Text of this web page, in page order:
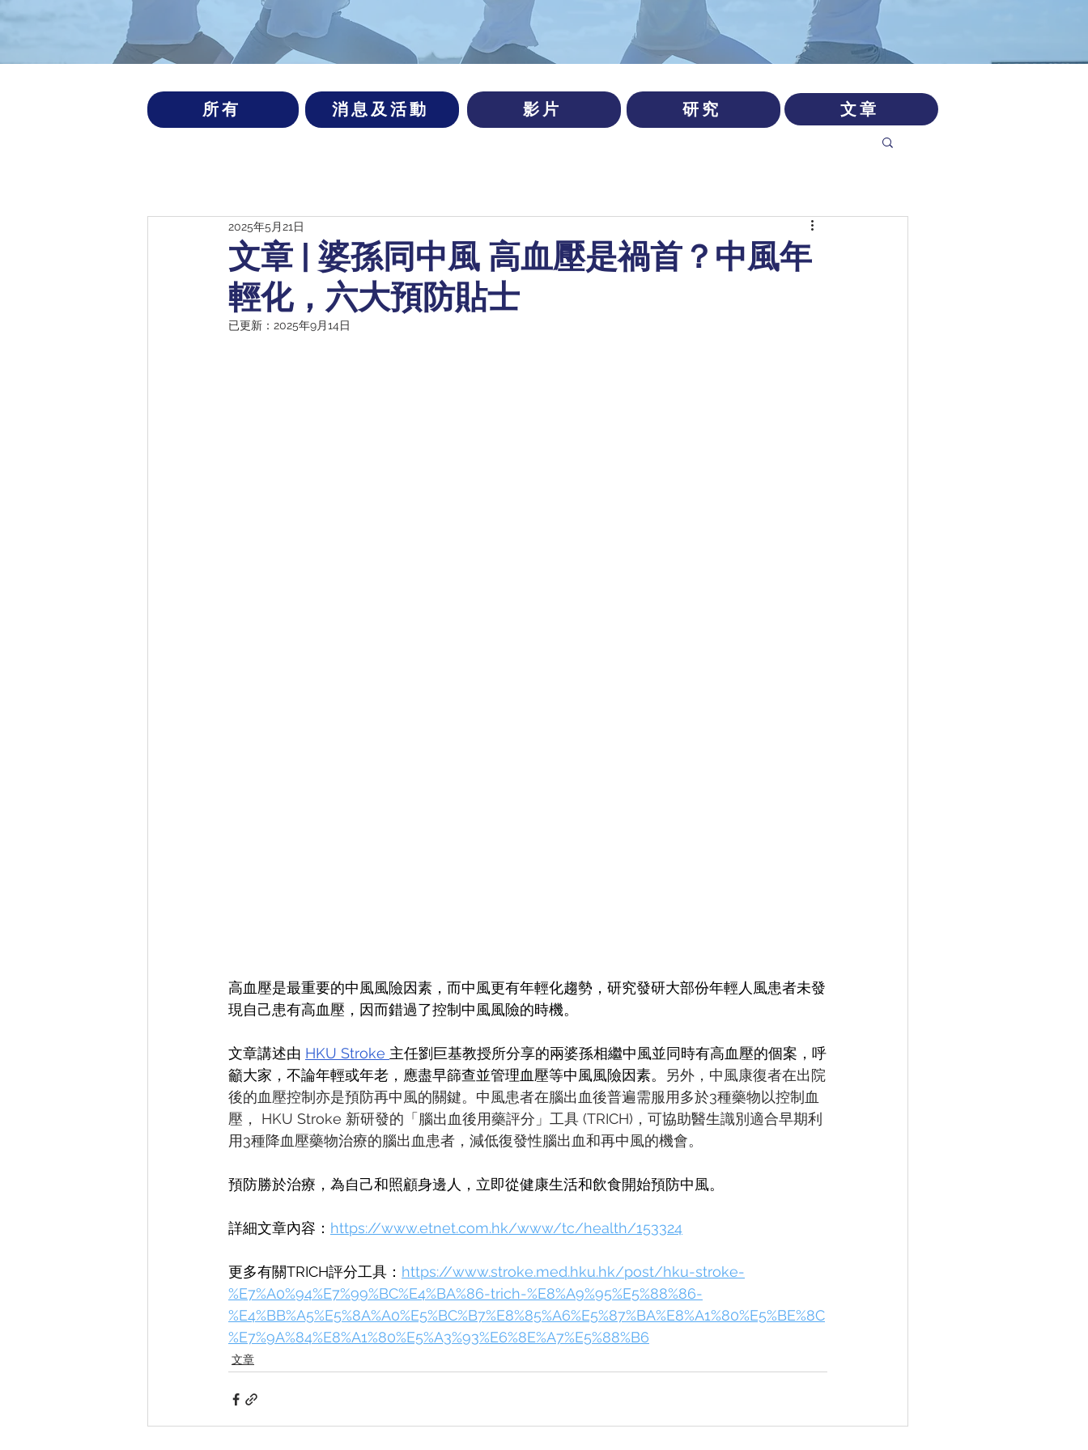
所有 消息及活動 影片 研究 文章
文章 | 婆孫同中風 高血壓是禍首？中風年
輕化，六大預防貼士
2025年5月21日
已更新： 2025年9月14日
高血壓是最重要的中風風險因素，而中風更有年輕化趨勢，研究發研大部份年輕人風患者未發
現自己患有高血壓，因而錯過了控制中風風險的時機。
文章講述由 HKU Stroke 主任劉巨基教授所分享的兩婆孫相繼中風並同時有高血壓的個案，呼
籲大家，不論年輕或年老，應盡早篩查並管理血壓等中風風險因素。 另外，中風康復者在出院
後的血壓控制亦是預防再中風的關鍵。中風患者在腦出血後普遍需服用多於3種藥物以控制血
壓， HKU Stroke 新研發的「腦出血後用藥評分」工具 (TRICH)，可協助醫生識別適合早期利
用3種降血壓藥物治療的腦出血患者，減低復發性腦出血和再中風的機會。
預防勝於治療，為自己和照顧身邊人，立即從健康生活和飲食開始預防中風。
詳細文章內容： https://www.etnet.com.hk/www/tc/health/153324
更多有關TRICH評分工具： https://www.stroke.med.hku.hk/post/hku-stroke-
%E7%A0%94%E7%99%BC%E4%BA%86-trich-%E8%A9%95%E5%88%86-
%E4%BB%A5%E5%8A%A0%E5%BC%B7%E8%85%A6%E5%87%BA%E8%A1%80%E5%BE%8C
%E7%9A%84%E8%A1%80%E5%A3%93%E6%8E%A7%E5%88%B6
文章